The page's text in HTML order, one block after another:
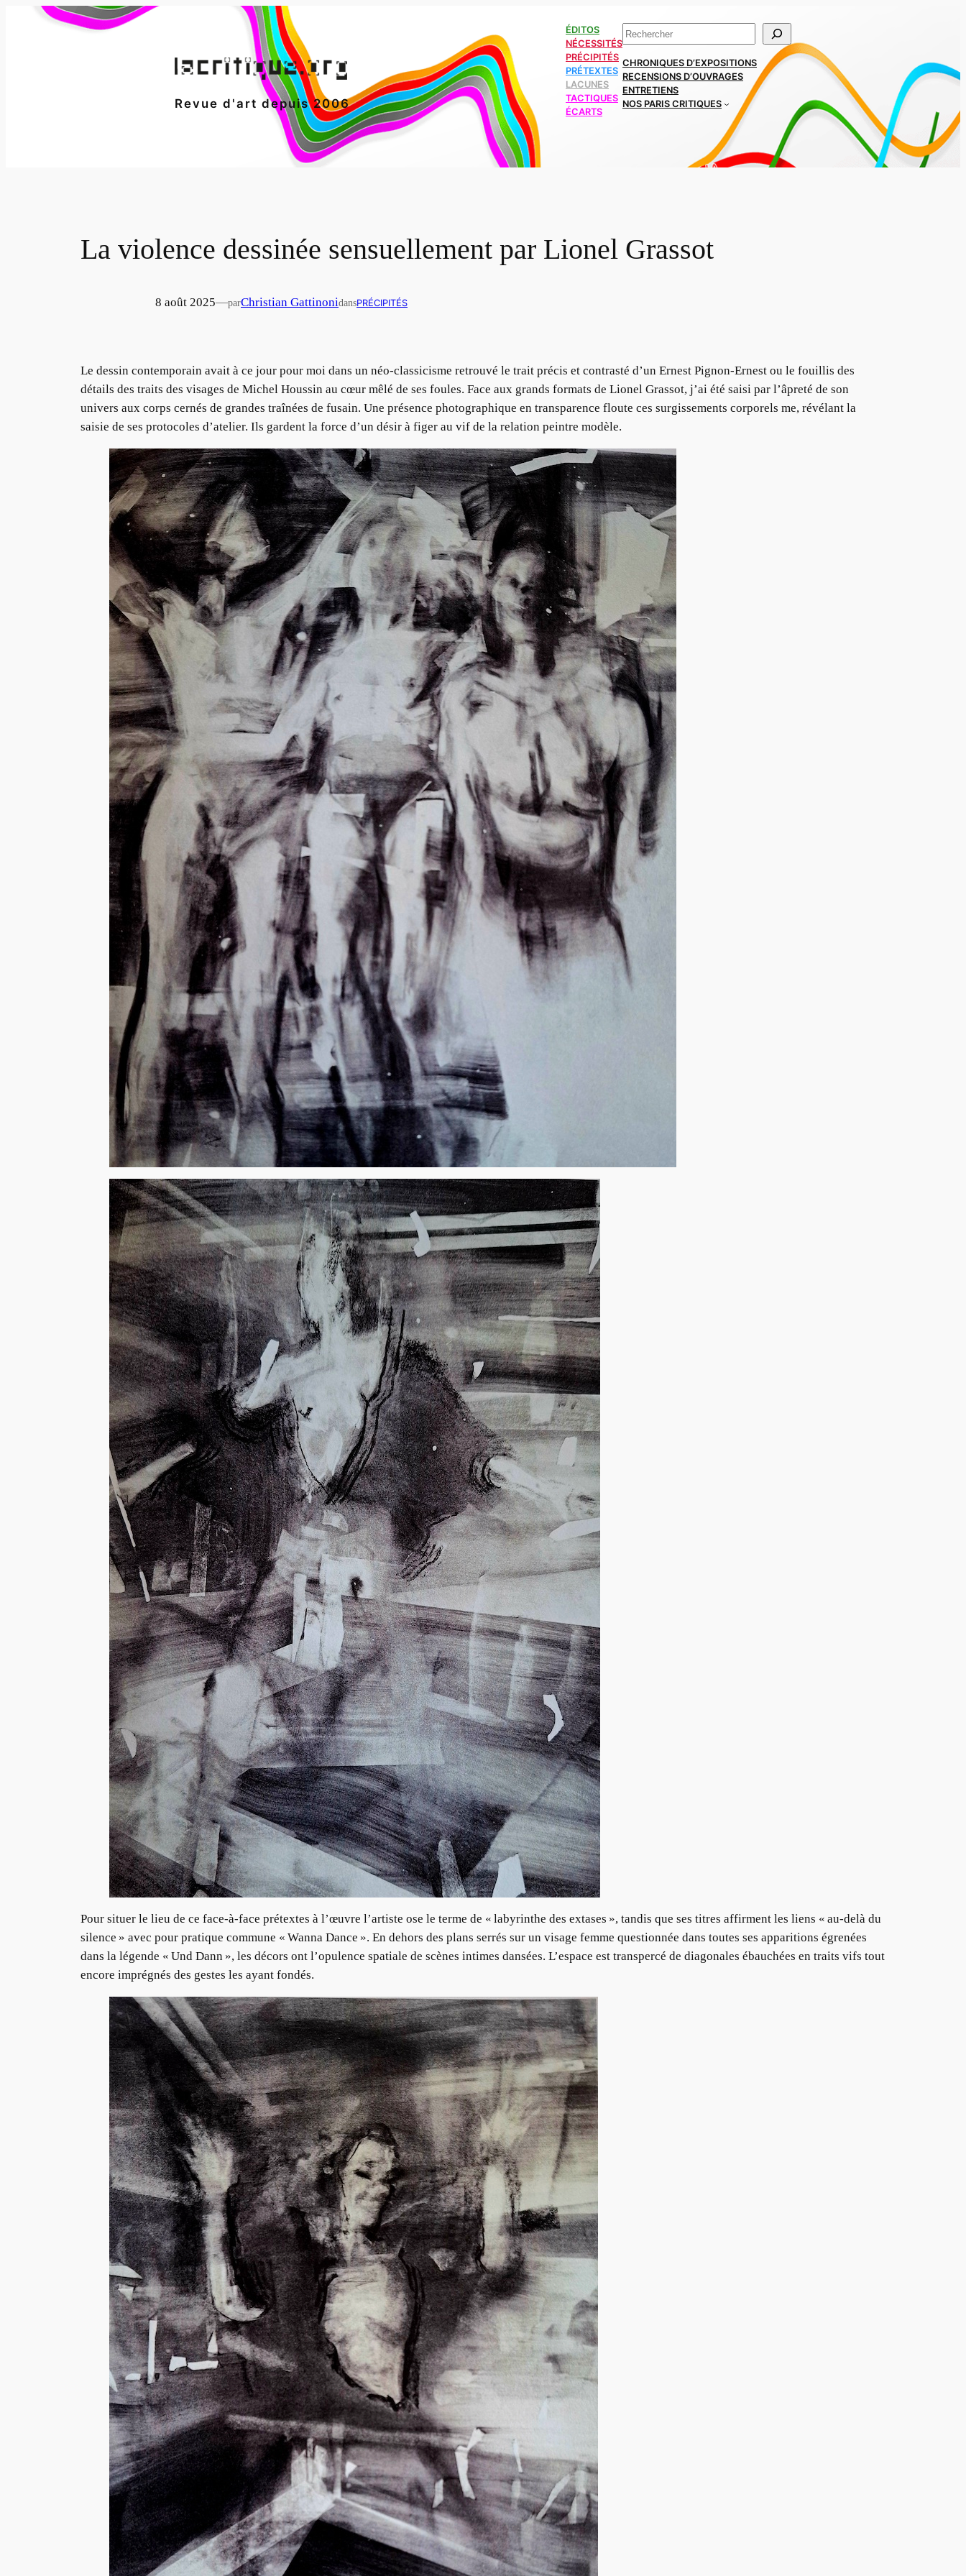
Revue d'art depuis 2006
ÉDITOS
NÉCESSITÉS
PRÉCIPITÉS
PRÉTEXTES
LACUNES
TACTIQUES
ÉCARTS
Rechercher
CHRONIQUES D’EXPOSITIONS
RECENSIONS D’OUVRAGES
ENTRETIENS
NOS PARIS CRITIQUES
La violence dessinée sensuellement par Lionel Grassot
8 août 2025—parChristian GattinonidansPRÉCIPITÉS
Le dessin contemporain avait à ce jour pour moi dans un néo-classicisme retrouvé le trait précis et contrasté d’un Ernest Pignon-Ernest ou le fouillis des
détails des traits des visages de Michel Houssin au cœur mêlé de ses foules. Face aux grands formats de Lionel Grassot, j’ai été saisi par l’âpreté de son
univers aux corps cernés de grandes traînées de fusain. Une présence photographique en transparence floute ces surgissements corporels me, révélant la
saisie de ses protocoles d’atelier. Ils gardent la force d’un désir à figer au vif de la relation peintre modèle.
Pour situer le lieu de ce face-à-face prétextes à l’œuvre l’artiste ose le terme de « labyrinthe des extases », tandis que ses titres affirment les liens « au-delà du
silence » avec pour pratique commune « Wanna Dance ». En dehors des plans serrés sur un visage femme questionnée dans toutes ses apparitions égrenées
dans la légende « Und Dann », les décors ont l’opulence spatiale de scènes intimes dansées. L’espace est transpercé de diagonales ébauchées en traits vifs tout
encore imprégnés des gestes les ayant fondés.